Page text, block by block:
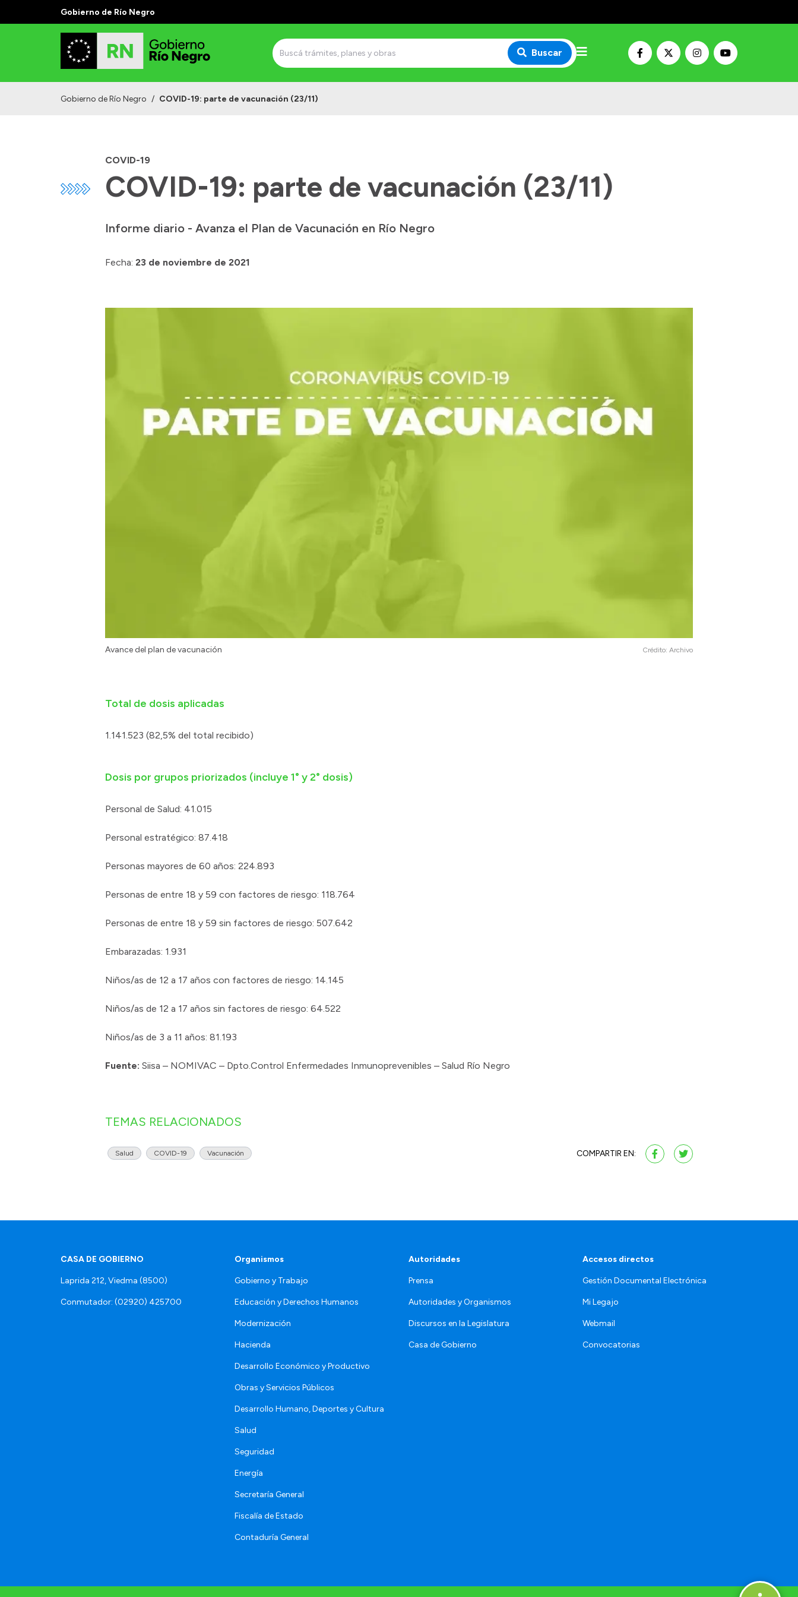
Gobierno de Río Negro
Buscar
Gobierno de Río Negro / COVID-19: parte de vacunación (23/11)
COVID-19
COVID-19: parte de vacunación (23/11)
Informe diario - Avanza el Plan de Vacunación en Río Negro
Fecha: 23 de noviembre de 2021
Avance del plan de vacunación Crédito: Archivo
Total de dosis aplicadas
1.141.523 (82,5% del total recibido)
Dosis por grupos priorizados (incluye 1° y 2° dosis)
Personal de Salud: 41.015
Personal estratégico: 87.418
Personas mayores de 60 años: 224.893
Personas de entre 18 y 59 con factores de riesgo: 118.764
Personas de entre 18 y 59 sin factores de riesgo: 507.642
Embarazadas: 1.931
Niños/as de 12 a 17 años con factores de riesgo: 14.145
Niños/as de 12 a 17 años sin factores de riesgo: 64.522
Niños/as de 3 a 11 años: 81.193
Fuente: Siisa – NOMIVAC – Dpto.Control Enfermedades Inmunoprevenibles – Salud Río Negro
TEMAS RELACIONADOS
Salud COVID-19 Vacunación COMPARTIR EN:
CASA DE GOBIERNO
Laprida 212, Viedma (8500)
Conmutador: (02920) 425700
Organismos
Gobierno y Trabajo
Educación y Derechos Humanos
Modernización
Hacienda
Desarrollo Económico y Productivo
Obras y Servicios Públicos
Desarrollo Humano, Deportes y Cultura
Salud
Seguridad
Energía
Secretaría General
Fiscalía de Estado
Contaduría General
Autoridades
Prensa
Autoridades y Organismos
Discursos en la Legislatura
Casa de Gobierno
Accesos directos
Gestión Documental Electrónica
Mi Legajo
Webmail
Convocatorias